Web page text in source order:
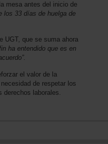
mesa antes del inicio de
los 33 días de huelga de
UGT, que se suma ahora
ha entendido que es en
el valor de la
de respetar los
derechos laborales.